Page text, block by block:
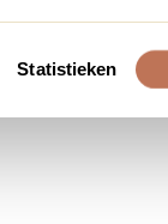
Statistieken